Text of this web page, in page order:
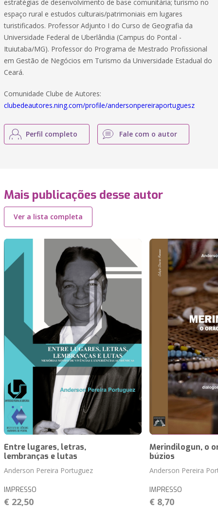
estratégias de desenvolvimento de base comunitária; turismo no
espaço rural e estudos culturais/patrimoniais em lugares
turistificados. Professor Adjunto I do Curso de Geografia da
Universidade Federal de Uberlândia (Campus do Pontal -
Ituiutaba/MG). Professor do Programa de Mestrado Profissional
em Gestão de Negócios em Turismo da Universidade Estadual do
Ceará.
Comunidade Clube de Autores:
clubedeautores.ning.com/profile/andersonpereiraportuguesz
Perfil completo Fale com o autor
Mais publicações desse autor
Ver a lista completa
Entre lugares, letras,
lembranças e lutas
Anderson Pereira Portuguez
IMPRESSO
€ 22,50
Merindilogun, o
búzios
Anderson Pereira
IMPRESSO
€ 8,70